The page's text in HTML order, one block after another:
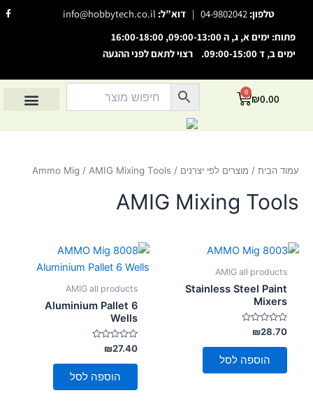
visibility_off השבת את ההבזקים
סמן כותרות
צבע רקע
zoom_out זום (הקטנה)
add_circle_outline הגדלת גופן
brightness_high ניגודיות בהירה
brightness_low ניגודיות כהה
format_underlined הוסף קו תחתון לקישורים
font_download סמן קישורים
לאפס
טלפון: 04-9802042
| דוא”ל: info@hobbytech.co.il
F
a
פתוח: ימים א, ג, ה 09:00-13:00, 16:00-18:00
ימים ב, ד 09:00-15:00. רצוי לתאם לפני ההגעה
₪0.00
0
עגלת
עמוד הבית / מוצרים לפי יצרנים /
Ammo Mig / AMIG Mixing Tools
AMIG Mixing Tools
AMIG all products
Stainless Steel Paint
Mixers
דורג
0
מתוך
₪28.70
הוספה לסל
AMIG all products
Aluminium Pallet 6
Wells
דורג
0
מתוך
₪27.40
הוספה לסל